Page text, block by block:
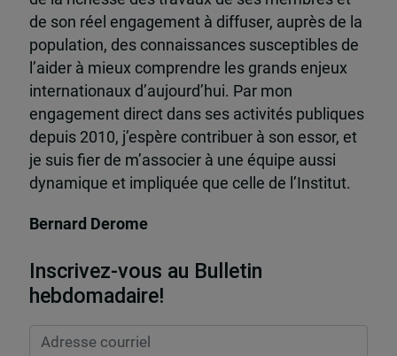
de son réel engagement à diffuser, auprès de la
population, des connaissances susceptibles de
l’aider à mieux comprendre les grands enjeux
internationaux d’aujourd’hui. Par mon
engagement direct dans ses activités publiques
depuis 2010, j’espère contribuer à son essor, et
je suis fier de m’associer à une équipe aussi
dynamique et impliquée que celle de l’Institut.
Bernard Derome
Inscrivez-vous au Bulletin
hebdomadaire!